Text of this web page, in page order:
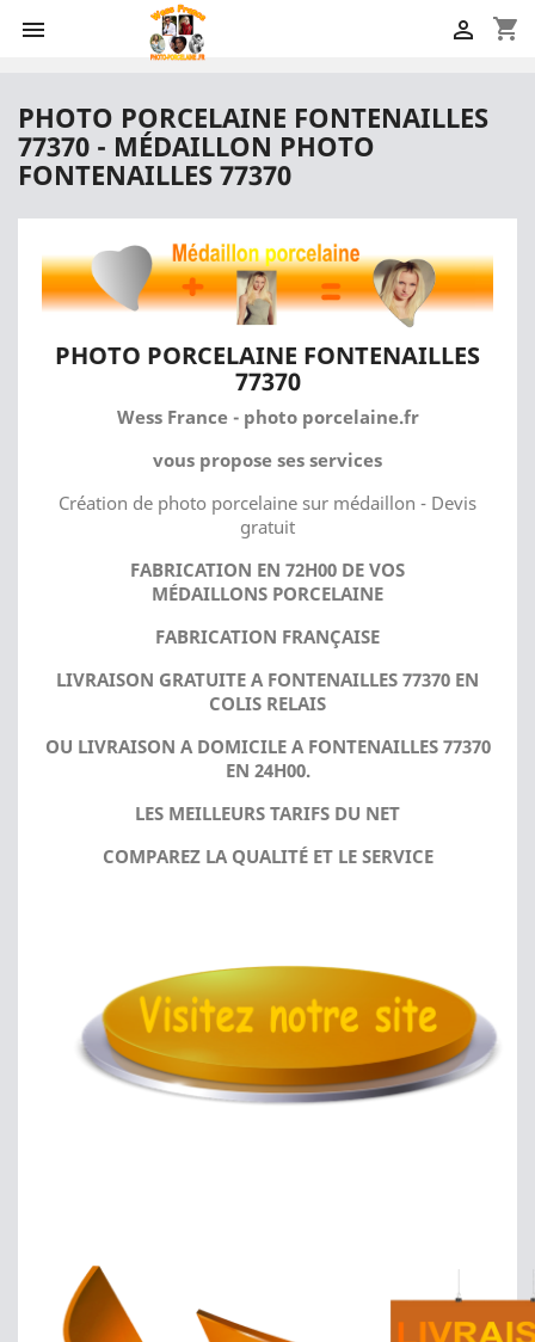
 shopping_cart

PHOTO PORCELAINE FONTENAILLES
77370 - MÉDAILLON PHOTO
FONTENAILLES 77370
PHOTO PORCELAINE FONTENAILLES
77370
Wess France - photo porcelaine.fr
vous propose ses services
Création de photo porcelaine sur médaillon - Devis
gratuit
FABRICATION EN 72H00 DE VOS
MÉDAILLONS PORCELAINE
FABRICATION FRANÇAISE
LIVRAISON GRATUITE A FONTENAILLES 77370 EN
COLIS RELAIS
OU LIVRAISON A DOMICILE A FONTENAILLES 77370
EN 24H00.
LES MEILLEURS TARIFS DU NET
COMPAREZ LA QUALITÉ ET LE SERVICE